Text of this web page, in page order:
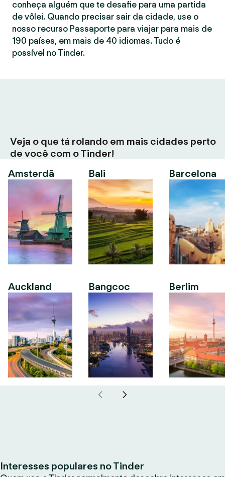
conheça alguém que te desafie para uma partida
de vôlei. Quando precisar sair da cidade, use o
nosso recurso Passaporte para viajar para mais de
190 países, em mais de 40 idiomas. Tudo é
possível no Tinder.
Veja o que tá rolando em mais cidades perto
de você com o Tinder!
Amsterdã
Auckland
Bali
Bangcoc
Barcelona
Berlim
Interesses populares no Tinder